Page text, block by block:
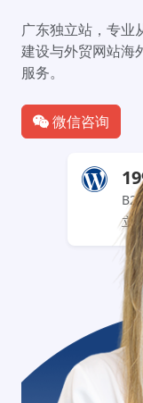
广东独立站，专业
建设与外贸网站海
服务。
微信咨询
立